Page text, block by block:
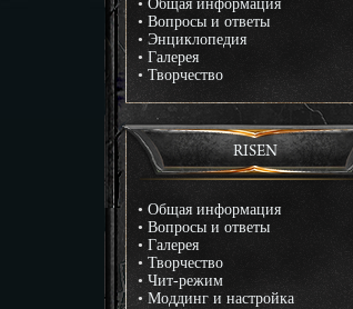
• Общая информация
• Вопросы и ответы
• Энциклопедия
• Галерея
• Творчество
RISEN
• Общая информация
• Вопросы и ответы
• Галерея
• Творчество
• Чит-режим
• Моддинг и настройка